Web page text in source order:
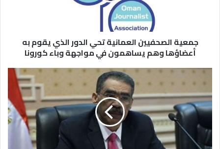
جمعية الصحفيين العمانية تحي الدور الذي يقوم به
أعضاؤها وهم يساهمون في مواجهة وباء كورونا